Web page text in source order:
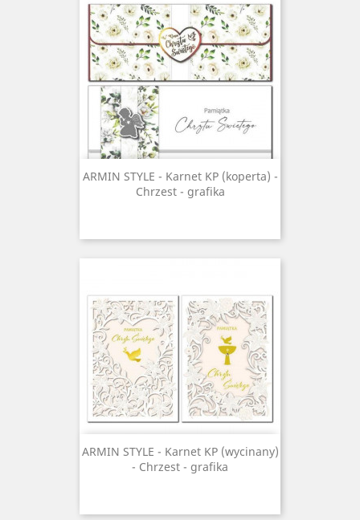
ARMIN STYLE - Karnet KP (koperta) -
Chrzest - grafika
ARMIN STYLE - Karnet KP (wycinany)
- Chrzest - grafika